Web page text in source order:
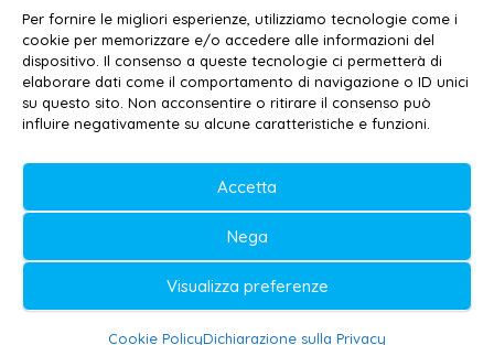
Per fornire le migliori esperienze, utilizziamo tecnologie come i
cookie per memorizzare e/o accedere alle informazioni del
dispositivo. Il consenso a queste tecnologie ci permetterà di
elaborare dati come il comportamento di navigazione o ID unici
su questo sito. Non acconsentire o ritirare il consenso può
influire negativamente su alcune caratteristiche e funzioni.
Accetta
Nega
Visualizza preferenze
Cookie PolicyDichiarazione sulla Privacy
Privacy policy–Cookie policy
© 2020-2026 | Galatina24 ®
Testata iscritta al n. 11/2020 Registro della
Stampa Tribunale di Lecce
Editore e direttore responsabile:
Daniele G. Masciullo
Galatina24 è marchio registrato dal Ministero
delle Imprese